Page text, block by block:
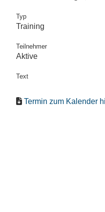
Typ
Training
Teilnehmer
Aktive
Text
Termin zum Kalender